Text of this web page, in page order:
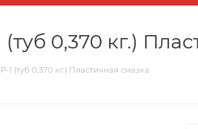
0,370 кг.)
1 (туб 0,370 кг.) Пластичная смазка